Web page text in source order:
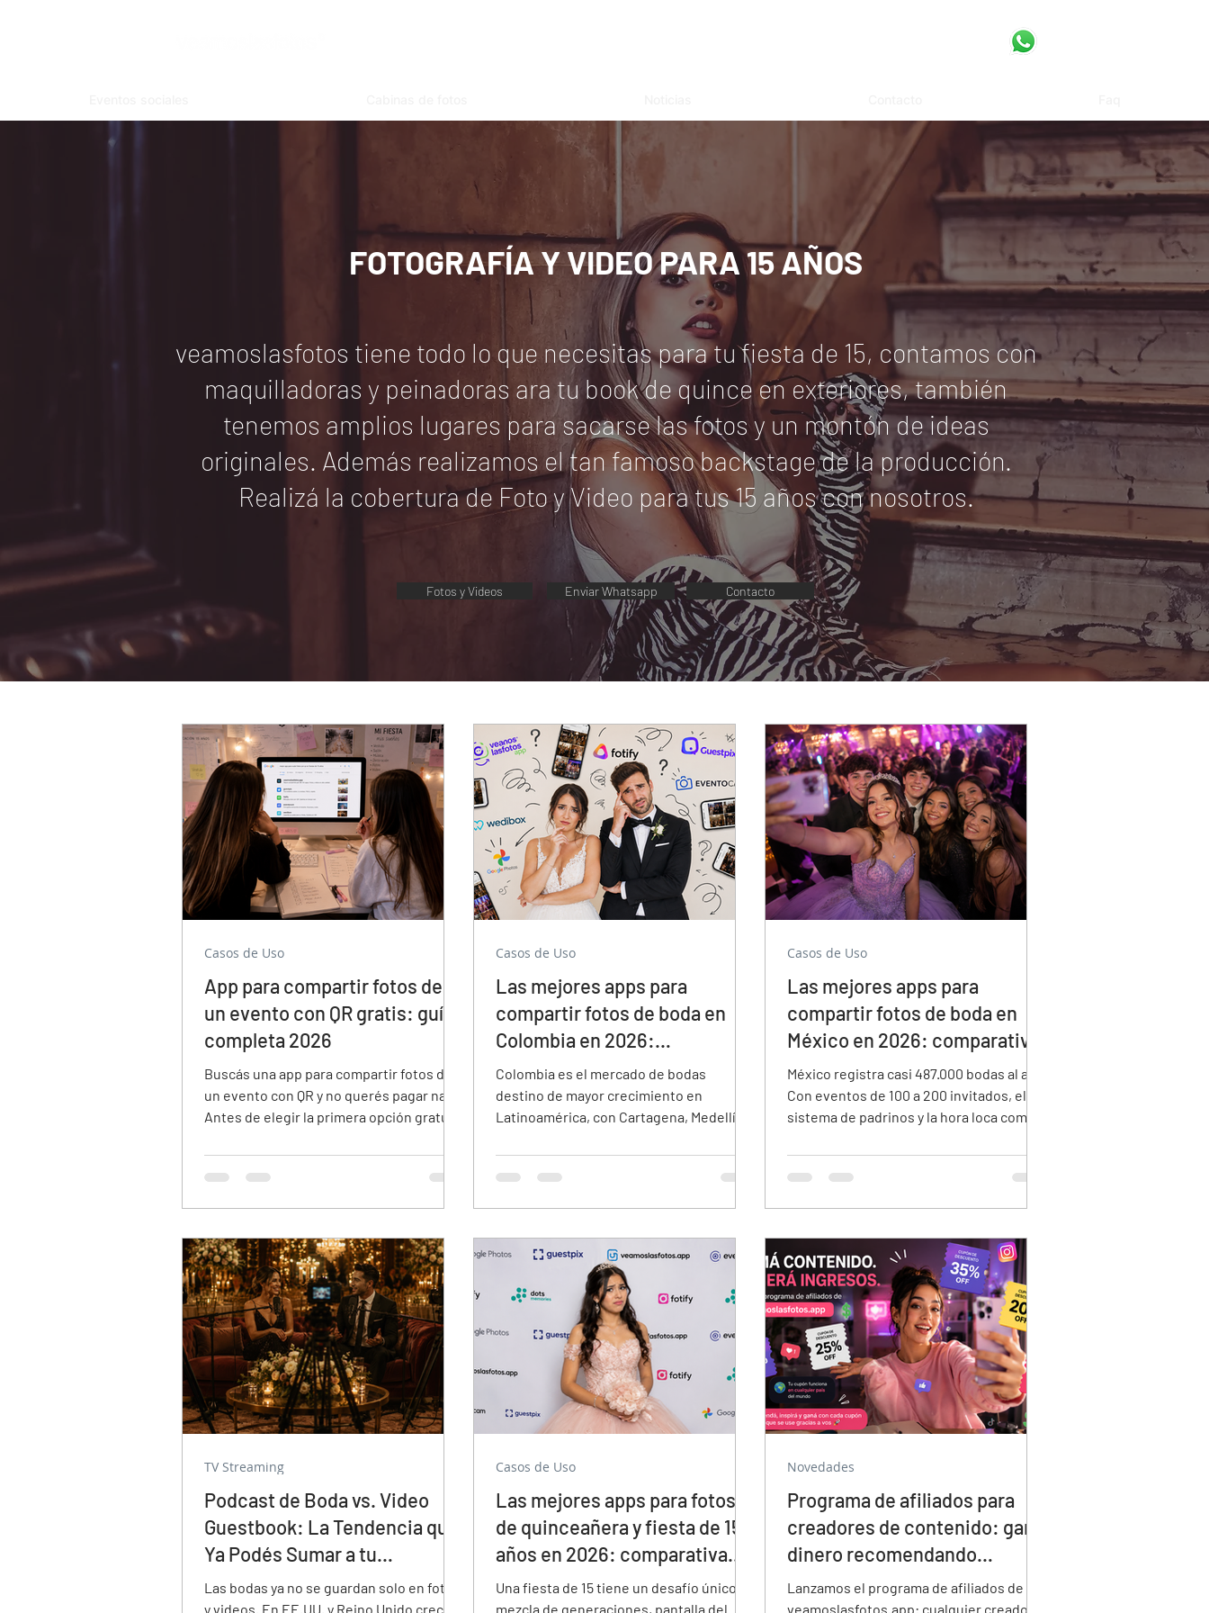
FOTOGRAFÍA Y VIDEO PARA 15 AÑOS
veamoslasfotos tiene todo lo que necesitas para tu fiesta de 15, contamos con
maquilladoras y peinadoras ara tu book de quince en exteriores, también
tenemos amplios lugares para sacarse las fotos y un montón de ideas
originales. Además realizamos el tan famoso backstage de la producción.
Realizá la cobertura de Foto y Video para tus 15 años con nosotros.
Fotos y Videos Enviar Whatsapp Contacto
App para compartir fotos de
un evento con QR gratis: guía
completa 2026
Buscás una app para compartir fotos de
un evento con QR y no querés pagar nada.
Antes de elegir la primera opción gratuita
¿las fotos se guardan con marca de agua?
¿el QR vence a los 7 días? ¿los invitados
plataforma.
Casos de Uso
Las mejores apps para
compartir fotos de boda en
Colombia en 2026:
comparativa completa
Colombia es el mercado de bodas
destino de mayor crecimiento en
Latinoamérica, con Cartagena, Medellín y
parejas internacionales que pagan en
dólares. Esta guía compara las mejores
acepta pagos en USD y cuál tiene white
label para planners y fotógrafos
colombianos.
Casos de Uso
Las mejores apps para
compartir fotos de boda en
México en 2026: comparativa
completa
México registra casi 487.000 bodas al año.
Con eventos de 100 a 200 invitados, el
sistema de padrinos y la hora loca como
mejores apps para fotos de boda en
México — cuál proyecta en pantalla en
padrinos tecnológicos.
Casos de Uso
Podcast de Boda vs. Video
Guestbook: La Tendencia que
Ya Podés Sumar a tu
Casamiento
Las bodas ya no se guardan solo en fotos
y videos. En EE.UU. y Reino Unido creció
TV Streaming
Las mejores apps para fotos
de quinceañera y fiesta de 15
años en 2026: comparativa
completa
Una fiesta de 15 tiene un desafío único:
mezcla de generaciones, pantalla del
Casos de Uso
Programa de afiliados para
creadores de contenido: ganá
dinero recomendando
cupones de descuento
Lanzamos el programa de afiliados de
veamoslasfotos.app: cualquier creador
Novedades